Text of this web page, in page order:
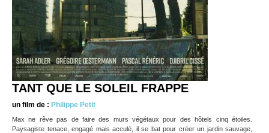
TANT QUE LE SOLEIL FRAPPE
un film de : Philippe Petit
Max ne rêve pas de faire des murs végétaux pour des hôtels cinq étoiles.
Paysagiste tenace, engagé mais acculé, il se bat pour créer un jardin sauvage,